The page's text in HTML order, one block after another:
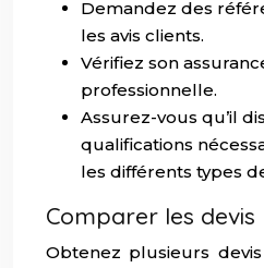
Demandez des
les avis clients.
Vérifiez son
professionnelle.
Assurez-vous qu’il
qualifications
les différents types
Comparer les devis
Obtenez plusieurs